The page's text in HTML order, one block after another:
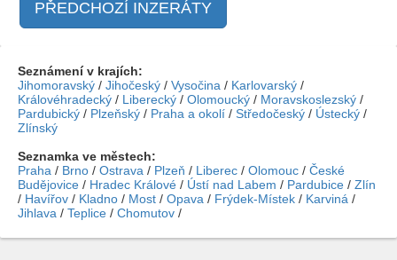
PŘEDCHOZÍ INZERÁTY
Seznámení v krajích:
Jihomoravský / Jihočeský / Vysočina / Karlovarský /
Královéhradecký / Liberecký / Olomoucký / Moravskoslezský /
Pardubický / Plzeňský / Praha a okolí / Středočeský / Ústecký /
Zlínský
Seznamka ve městech:
Praha / Brno / Ostrava / Plzeň / Liberec / Olomouc / České
Budějovice / Hradec Králové / Ústí nad Labem / Pardubice / Zlín
/ Havířov / Kladno / Most / Opava / Frýdek-Místek / Karviná /
Jihlava / Teplice / Chomutov /